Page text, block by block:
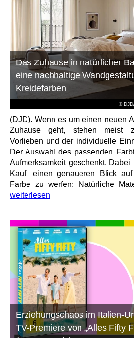
©
Das Zuhause in natürlicher
eine nachhaltige
Kreidefarben
(DJD). Wenn es um einen neuen
Zuhause geht, stehen meist
Vorlieben und der individuelle
Der Auswahl des passenden
Aufmerksamkeit geschenkt.
Kauf, einen genaueren Blick
Farbe zu werfen: Natürliche
weiterlesen
Erziehungschaos im Italien-
TV-Premiere von „Alles Fifty